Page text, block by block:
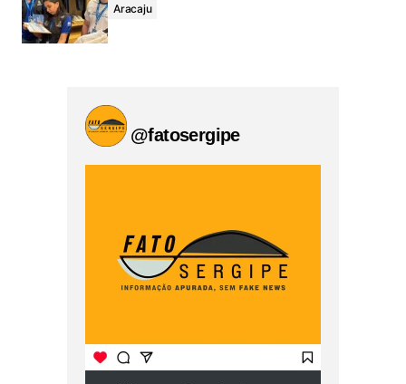
Aracaju
@fatosergipe